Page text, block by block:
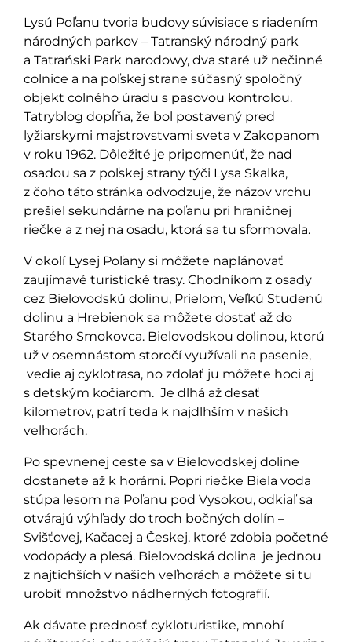
Lysú Poľanu tvoria budovy súvisiace s riadením
národných parkov – Tatranský národný park
a Tatrański Park narodowy, dva staré už nečinné
colnice a na poľskej strane súčasný spoločný
objekt colného úradu s pasovou kontrolou.
Tatryblog dopĺňa, že bol postavený pred
lyžiarskymi majstrovstvami sveta v Zakopanom
v roku 1962. Dôležité je pripomenúť, že nad
osadou sa z poľskej strany týči Lysa Skalka,
z čoho táto stránka odvodzuje, že názov vrchu
prešiel sekundárne na poľanu pri hraničnej
riečke a z nej na osadu, ktorá sa tu sformovala.
V okolí Lysej Poľany si môžete naplánovať
zaujímavé turistické trasy. Chodníkom z osady
cez Bielovodskú dolinu, Prielom, Veľkú Studenú
dolinu a Hrebienok sa môžete dostať až do
Starého Smokovca. Bielovodskou dolinou, ktorú
už v osemnástom storočí využívali na pasenie,
vedie aj cyklotrasa, no zdolať ju môžete hoci aj
s detským kočiarom. Je dlhá až desať
kilometrov, patrí teda k najdlhším v našich
veľhorách.
Po spevnenej ceste sa v Bielovodskej doline
dostanete až k horárni. Popri riečke Biela voda
stúpa lesom na Poľanu pod Vysokou, odkiaľ sa
otvárajú výhľady do troch bočných dolín –
Svišťovej, Kačacej a Českej, ktoré zdobia početné
vodopády a plesá. Bielovodská dolina je jednou
z najtichších v našich veľhorách a môžete si tu
urobiť množstvo nádherných fotografií.
Ak dávate prednosť cykloturistike, mnohí